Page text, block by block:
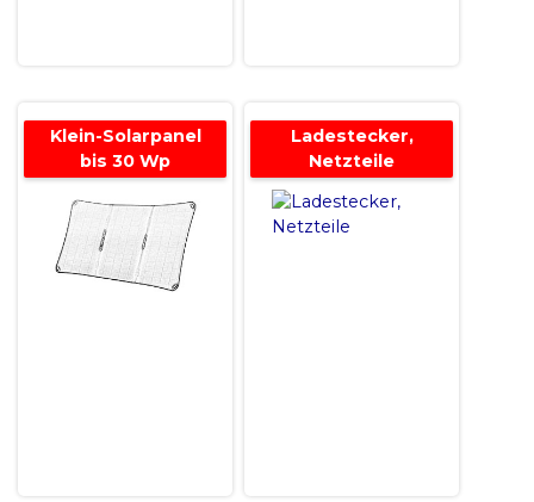
Klein-Solarpanel
bis 30 Wp
Ladestecker,
Netzteile